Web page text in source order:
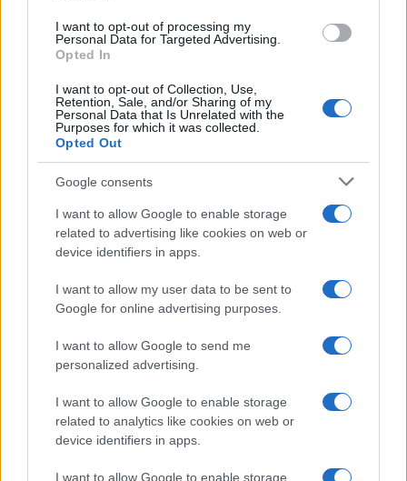
I want to opt-out of processing my
Personal Data for Targeted Advertising.
Opted In
I want to opt-out of Collection, Use,
Retention, Sale, and/or Sharing of my
Personal Data that Is Unrelated with the
Purposes for which it was collected.
Opted Out
Google consents
I want to allow Google to enable storage
related to advertising like cookies on web or
device identifiers in apps.
I want to allow my user data to be sent to
Google for online advertising purposes.
I want to allow Google to send me
personalized advertising.
I want to allow Google to enable storage
related to analytics like cookies on web or
device identifiers in apps.
I want to allow Google to enable storage